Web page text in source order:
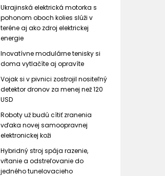
Ukrajinská elektrická motorka s
pohonom oboch kolies slúži v
teréne aj ako zdroj elektrickej
energie
Inovatívne modulárne tenisky si
doma vytlačíte aj opravíte
Vojak si v pivnici zostrojil nositeľný
detektor dronov za menej než 120
USD
Roboty už budú cítiť zranenia
vďaka novej samoopravnej
elektronickej koži
Hybridný stroj spája razenie,
vŕtanie a odstreľovanie do
jedného tunelovacieho